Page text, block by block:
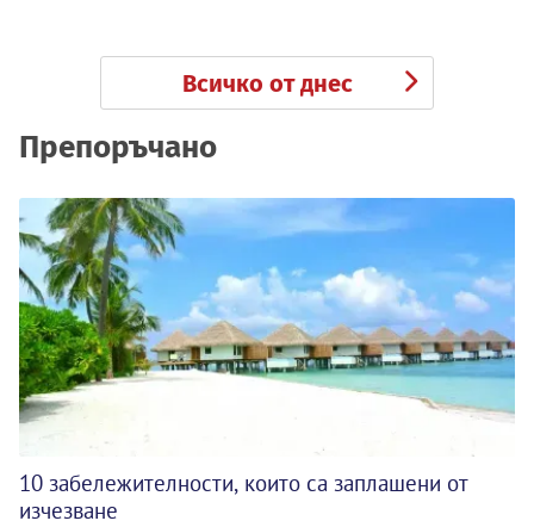
Всичко от днес
Препоръчано
10 забележителности, които са заплашени от
изчезване